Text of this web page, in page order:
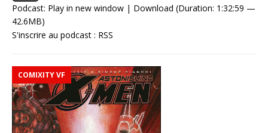
Podcast: Play in new window | Download (Duration: 1:32:59 —
42.6MB)
S'inscrire au podcast : RSS
COMIXITY VF